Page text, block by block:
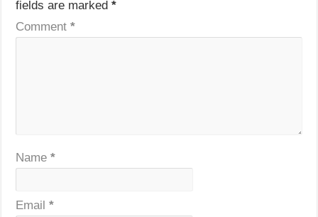
fields are marked*
Comment*
Name*
Email*